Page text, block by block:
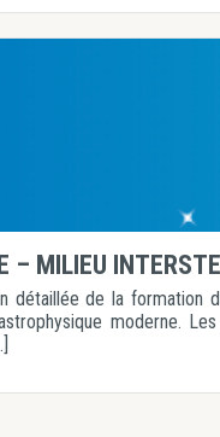
– MILIEU
détaillée de la formation
moderne.